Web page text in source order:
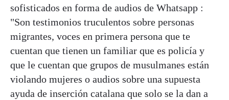
sofisticados en forma de audios de Whatsapp :
"Son testimonios truculentos sobre personas
migrantes, voces en primera persona que te
cuentan que tienen un familiar que es policía y
que le cuentan que grupos de musulmanes están
violando mujeres o audios sobre una supuesta
ayuda de inserción catalana que solo se la dan a